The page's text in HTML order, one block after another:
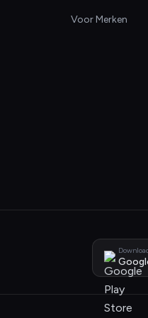
Voor Merken